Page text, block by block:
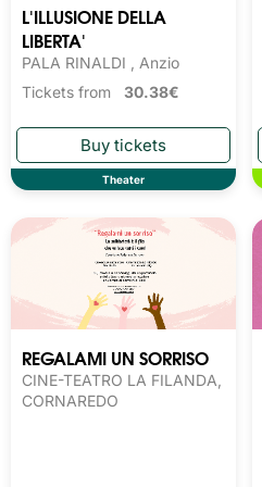
L'ILLUSIONE DELLA
LIBERTA'
PALA RINALDI , Anzio
Tickets from 30.38€
Theater
REGALAMI UN SORRISO
CINE-TEATRO LA FILANDA,
CORNAREDO